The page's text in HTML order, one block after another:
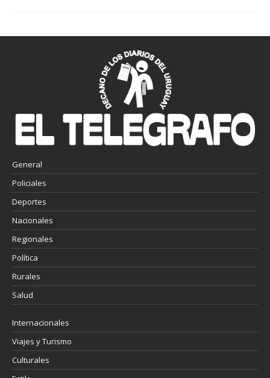
General
Policiales
Deportes
Nacionales
Regionales
Política
Rurales
Salud
Internacionales
Viajes y Turismo
Culturales